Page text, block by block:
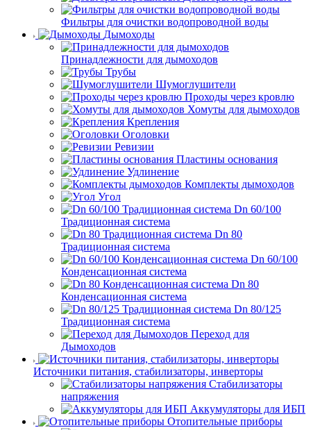
Фильтры для очистки водопроводной воды
Дымоходы
Принадлежности для дымоходов
Трубы
Шумоглушители
Проходы через кровлю
Хомуты для дымоходов
Крепления
Оголовки
Ревизии
Пластины основания
Удлинение
Комплекты дымоходов
Угол
Dn 60/100
Традиционная система
Dn 80
Традиционная система
Dn 60/100
Конденсационная система
Dn 80
Конденсационная система
Dn 80/125
Традиционная система
Переход для
Дымоходов
Источники питания, стабилизаторы, инверторы
Стабилизаторы
напряжения
Аккумуляторы для ИБП
Отопительные приборы